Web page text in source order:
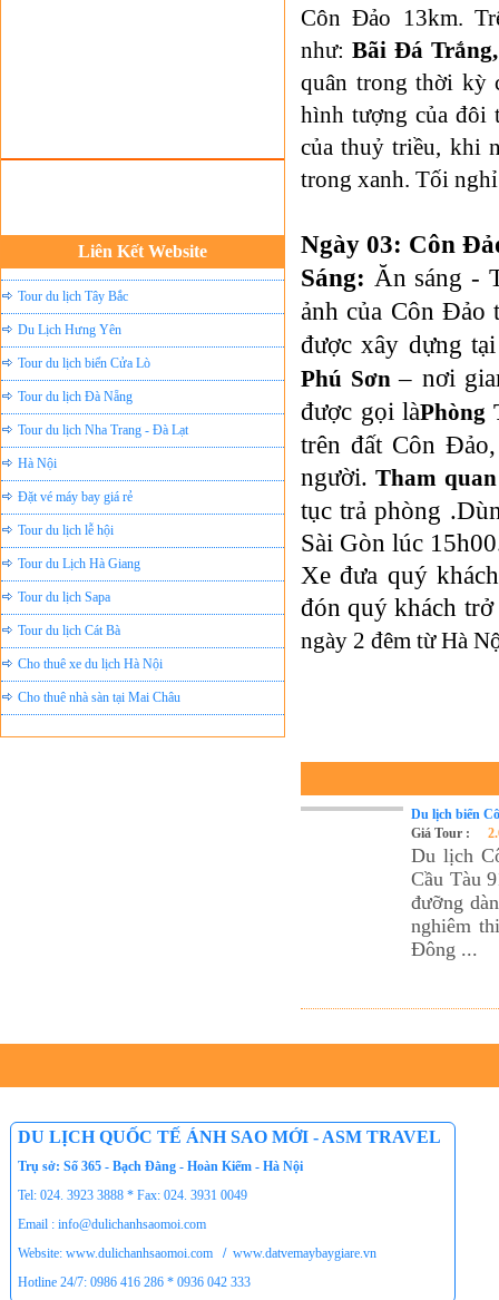
Liên Kết Website
Du lịch quốc tế Ánh Sao Mới
Tour du lịch Tây Bắc
Du Lịch Hưng Yên
Tour du lịch biển Cửa Lò
Tour du lịch Đà Nẵng
Tour du lịch Nha Trang - Đà Lạt
Hà Nội
Đặt vé máy bay giá rẻ
Tour du lịch lễ hội
Tour du Lịch Hà Giang
Tour du lịch Sapa
Tour du lịch Cát Bà
Cho thuê xe du lịch Hà Nội
Cho thuê nhà sàn tại Mai Châu
Cho thuê nhà sàn tại Thung Nai
Côn Đảo 13km.
như: Bãi Đá
quân trong thời kỳ
hình tượng của đôi
của thuỷ triều, khi
trong xanh. Tối
Ngày 03: Côn
Sáng: Ăn sáng -
ảnh của Côn Đảo
được xây dựng
Phú Sơn – nơi
được gọi làPhòng
trên đất Côn
người. Tham
tục trả phòng
Sài Gòn lúc
Xe đưa quý
đón quý khách
ngày 2 đêm từ Hà
Du lịch biển
Giá Tour :
Du lịch
Cầu Tàu
đưỡng
nghiêm
Đông ...
DU LỊCH QUỐC TẾ ÁNH SAO MỚI - ASM TRAVEL
Trụ sở: Số 365 - Bạch Đằng - Hoàn Kiếm - Hà Nội
Tel: 024. 3923 3888 * Fax: 024. 3931 0049
Email : info@dulichanhsaomoi.com
Website: www.dulichanhsaomoi.com
/ www.datvemaybaygiare.vn
Hotline 24/7: 0986 416 286 * 0936 042 333